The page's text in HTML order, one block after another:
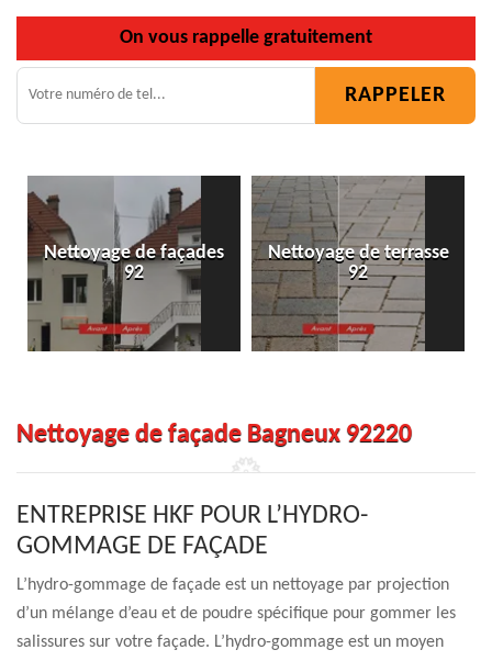
On vous rappelle gratuitement
Nettoyage de façades
92
Nettoyage de terrasse
92
Nettoyage de façade Bagneux 92220
ENTREPRISE HKF POUR L’HYDRO-
GOMMAGE DE FAÇADE
L’hydro-gommage de façade est un nettoyage par projection
d’un mélange d’eau et de poudre spécifique pour gommer les
salissures sur votre façade. L’hydro-gommage est un moyen